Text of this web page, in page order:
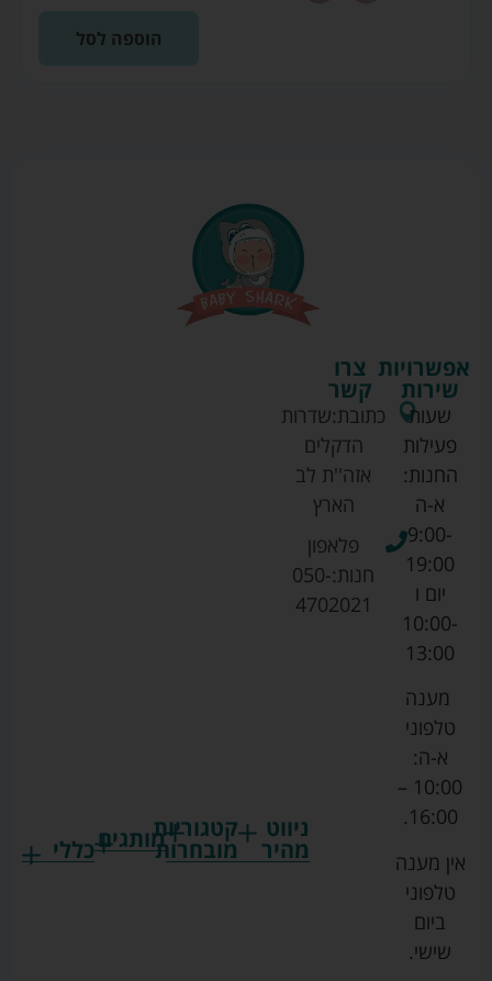
הוספה לסל
ניווט
מהיר
קטגוריות
מובחרותמותגים
גרקו
כללי
צרו
קשר
כתובת:שדרות
הדקלים
אזה''ת לב
הארץ
פלאפון
חנות:050-
4702021
אפשרויות
שירות
שעות
פעילות
החנות:
א-ה
9:00-
19:00
יום ו
10:00-
13:00
מענה
טלפוני
א-ה:
10:00 –
16:00.
אין מענה
טלפוני
ביום
שישי.